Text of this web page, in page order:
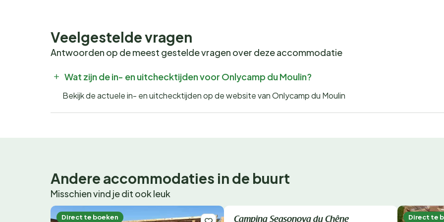
Veelgestelde vragen
Antwoorden op de meest gestelde vragen over deze accommodatie
Wat zijn de in- en uitchecktijden voor Onlycamp du Moulin?
Bekijk de actuele in- en uitchecktijden op de website van Onlycamp du Moulin
Andere accommodaties in de buurt
Misschien vind je dit ook leuk
Direct te boeken Direct te boeken
Camping Seasonova du Chêne Direct te